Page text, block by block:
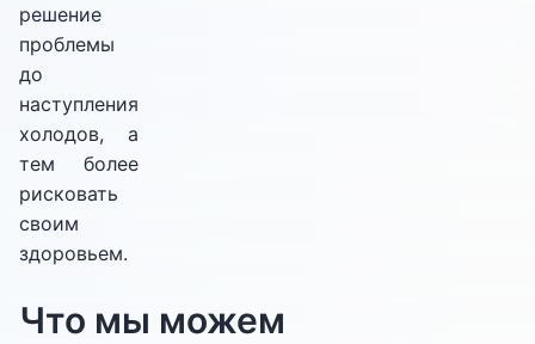
решение
проблемы
до
наступления
холодов, а
тем более
рисковать
своим
здоровьем.
Что мы можем